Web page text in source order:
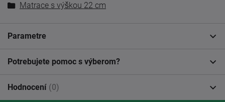
Matrace s výškou 22 cm
Parametre
Potrebujete pomoc s výberom?
Hodnocení (0)